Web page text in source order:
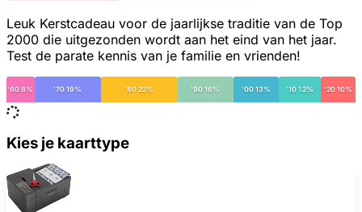
Leuk Kerstcadeau voor de jaarlijkse traditie van de Top
2000 die uitgezonden wordt aan het eind van het jaar.
Test de parate kennis van je familie en vrienden!
'60 8% '70 19% '80 22% '90 16% '00 13% '10 12% '20 10%
Kies je kaarttype